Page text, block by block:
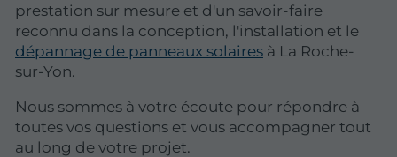
prestation sur mesure et d'un savoir-faire
reconnu dans la conception, l'installation et le
dépannage de panneaux solaires à La Roche-
sur-Yon.
Nous sommes à votre écoute pour répondre à
toutes vos questions et vous accompagner tout
au long de votre projet.